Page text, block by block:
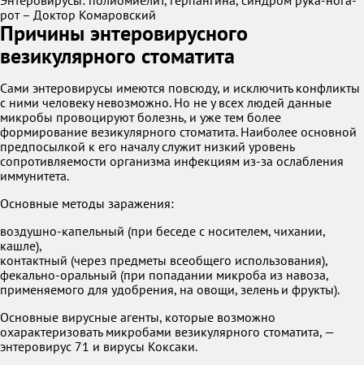
рот – Доктор Комаровский
Причины энтеровирусного
везикулярного стоматита
Сами энтеровирусы имеются повсюду, и исключить конфликты
с ними человеку невозможно. Но не у всех людей данные
микробы провоцируют болезнь, и уже тем более
формирование везикулярного стоматита. Наиболее основной
предпосылкой к его началу служит низкий уровень
сопротивляемости организма инфекциям из-за ослабления
иммунитета.
Основные методы заражения:
воздушно-капельный (при беседе с носителем, чихании,
кашле),
контактный (через предметы всеобщего использования),
фекально-оральный (при попадании микроба из навоза,
применяемого для удобрения, на овощи, зелень и фрукты).
Основные вирусные агенты, которые возможно
охарактеризовать микробами везикулярного стоматита, —
энтеровирус 71 и вирусы Коксаки.